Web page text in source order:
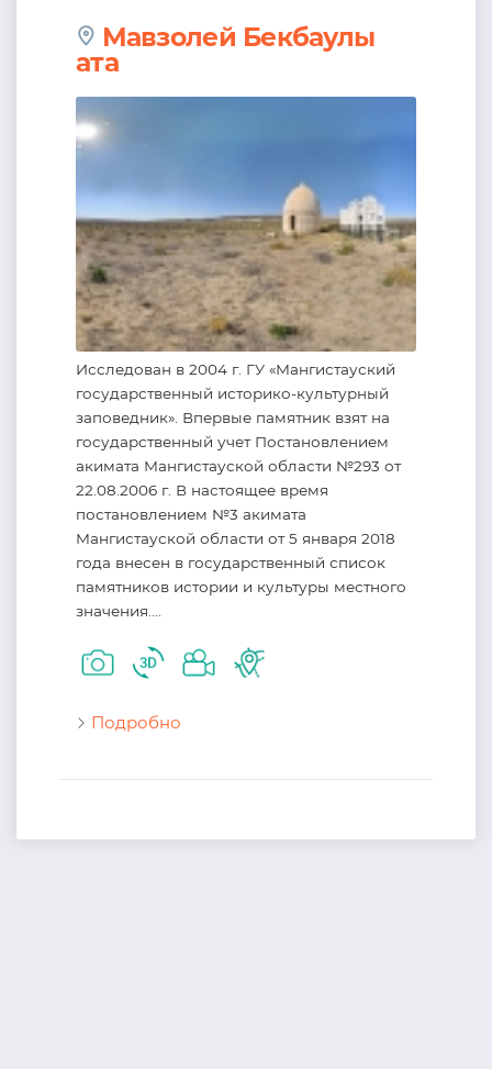
Мавзолей Бекбаулы
ата
Исследован в 2004 г. ГУ «Мангистауский
государственный историко-культурный
заповедник». Впервые памятник взят на
государственный учет Постановлением
акимата Мангистауской области №293 от
22.08.2006 г. В настоящее время
постановлением №3 акимата
Мангистауской области от 5 января 2018
года внесен в государственный список
памятников истории и культуры местного
значения....
Подробно